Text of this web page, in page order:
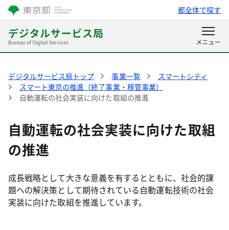
都全体で探す
デジタルサービス局トップ 事業一覧
スマートシティ
スマート東京の推進（終了事業・移管事業）
自動運転の社会実装に向けた取組の推進
自動運転の社会実装に向けた取組
の推進
成長戦略として大きな意義を有するとともに、社会的課
題への解決策として期待されている自動運転技術の社会
実装に向けた取組を推進しています。